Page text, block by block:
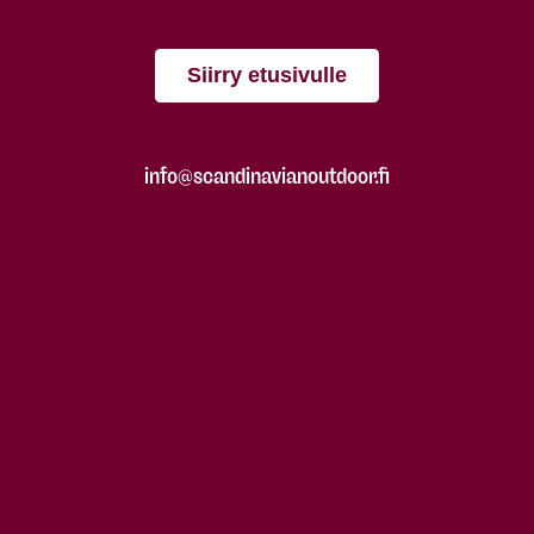
Siirry etusivulle
info@scandinavianoutdoor.fi